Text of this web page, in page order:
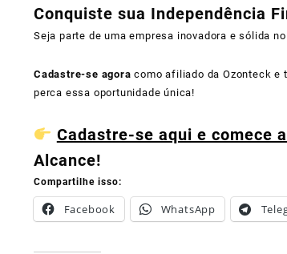
Conquiste sua Independência
Seja parte de uma empresa inovadora e sólida
Cadastre-se agora como afiliado da Ozonteck e
perca essa oportunidade única!
Cadastre-se aqui e comece
Alcance!
Compartilhe isso:
Facebook WhatsApp